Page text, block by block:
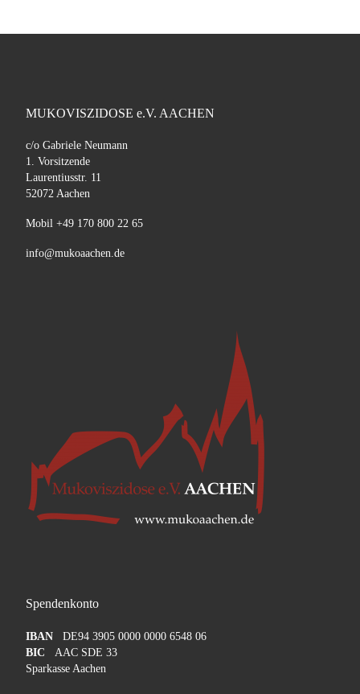
MUKOVISZIDOSE e.V. AACHEN
c/o Gabriele Neumann
1. Vorsitzende
Laurentiusstr. 11
52072 Aachen
Mobil +49 170 800 22 65
info@mukoaachen.de
Spendenkonto
IBANDE94 3905 0000 0000 6548 06
BIC AAC SDE 33
Sparkasse Aachen